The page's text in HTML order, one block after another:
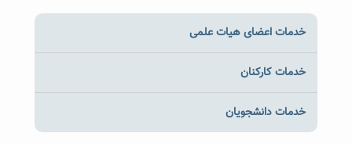
خدمات اعضای هیات علمی
خدمات کارکنان
خدمات دانشجویان